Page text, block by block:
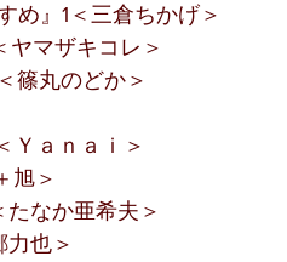
』1＜三倉ちかげ＞
マザキコレ＞
丸のどか＞
ａｎａｉ＞
旭＞
なか亜希夫＞
也＞